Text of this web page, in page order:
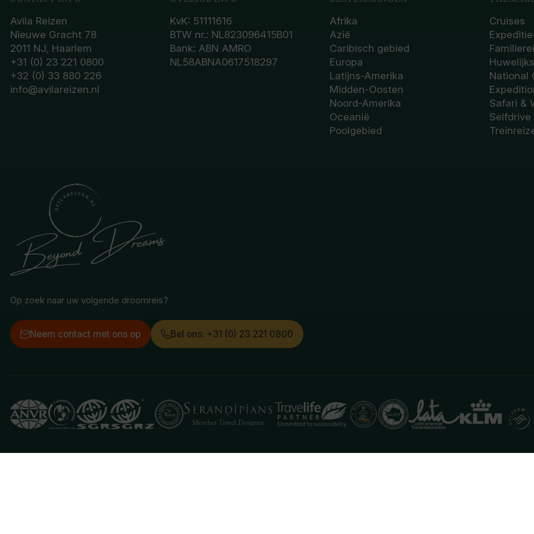
Avila Reizen
Nieuwe Gracht 78
2011 NJ, Haarlem
+31 (0) 23 221 0800
+32 (0) 33 880 226
info@avilareizen.nl
KvK: 51111616
BTW nr.: NL823096415B01
Bank: ABN AMRO
NL58ABNA0617518297
Afrika
Azië
Caribisch gebied
Europa
Latijns-Amerika
Midden-Oosten
Noord-Amerika
Oceanië
Poolgebied
Cruises
National
Safari &
Selfdrive
Op zoek naar uw volgende droomreis?
Neem contact met ons op Bel ons: +31 (0) 23 221 0800